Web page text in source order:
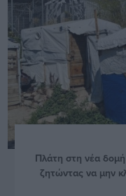
Πλάτη στη νέα
ζητώντας να μην